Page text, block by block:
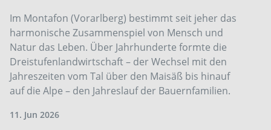
Im Montafon (Vorarlberg) bestimmt seit jeher das
harmonische Zusammenspiel von Mensch und
Natur das Leben. Über Jahrhunderte formte die
Dreistufenlandwirtschaft – der Wechsel mit den
Jahreszeiten vom Tal über den Maisäß bis hinauf
auf die Alpe – den Jahreslauf der Bauernfamilien.
11. Jun 2026